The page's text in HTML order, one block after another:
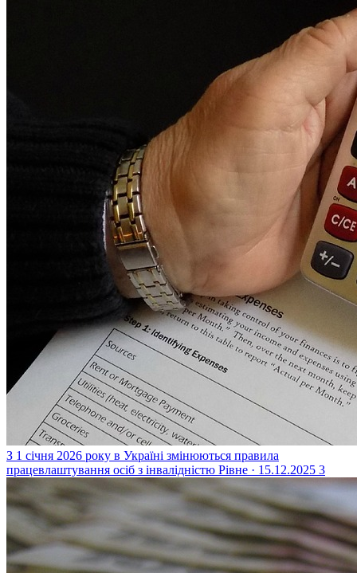
З 1 січня 2026 року в Україні змінюються правила
працевлаштування осіб з інвалідністю Рівне · 15.12.2025 3